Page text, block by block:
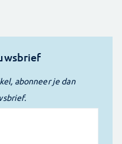
abonneer je dan